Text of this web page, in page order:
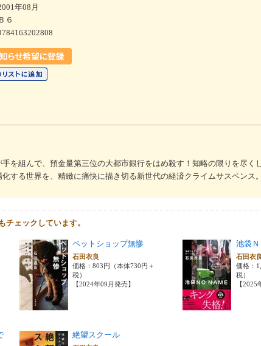
年08月
Ｂ６
を組んで、預金量第三位の大都市銀行をはめ殺す！知略の限りを尽く
する世界を、精緻に痛快に描き切る新世代の経済クライムサスペンス。
チェックしています。
ペットショップ無惨
石田衣良
価格：803円（本体730円＋
税）
【2024年09月発売】
池袋
石田衣
価格：
税）
【2025
絶望スクール